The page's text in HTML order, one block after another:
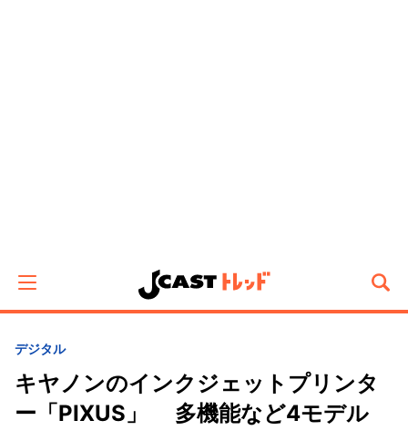
デジタル
キヤノンのインクジェットプリンタ
ー「PIXUS」 多機能など4モデル